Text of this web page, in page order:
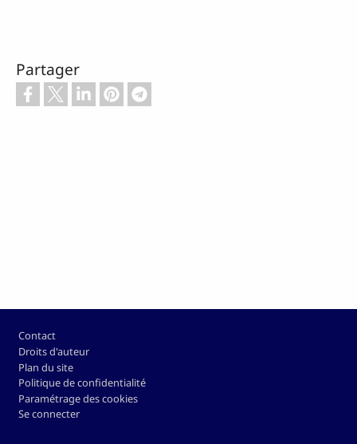
Partager
Pied de page
Contact
Droits d'auteur
Plan du site
Politique de confidentialité
Paramétrage des cookies
Se connecter